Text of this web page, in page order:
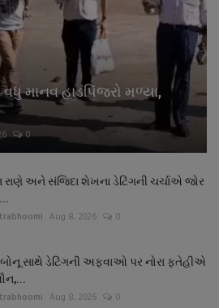
માનવ હાડપિંજરો મળ્યા,
0
રાણે અને સંજિદા શેખના ડેટિંગની ચર્ચાએ જોર
Aug 8, 2026 0
સાથે ડેટિંગની અફવાઓ પર નોરા ફતેહીએ
Aug 8, 2026 0